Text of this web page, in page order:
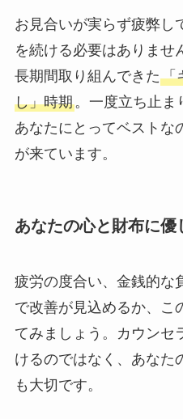
お見合いが実らず疲弊し
を続ける必要はありませ
長期間取り組んできた「
し」時期。一度立ち止ま
あなたにとってベストな
が来ています。
あなたの心と財布に優
疲労の度合い、金銭的な
で改善が見込めるか、こ
てみましょう。カウンセ
けるのではなく、あなた
も大切です。